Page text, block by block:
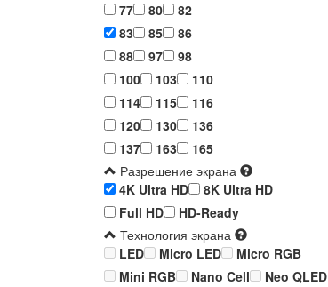
77
80
82
83
85
86
88
97
98
100
103
110
114
115
116
120
130
136
137
163
165
Разрешение экрана
4K Ultra HD
8K Ultra HD
Full HD
HD-Ready
Технология экрана
LED
Micro LED
Micro RGB
Mini RGB
Nano Cell
Neo QLED